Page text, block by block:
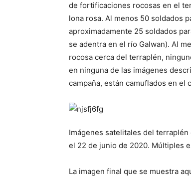
de fortificaciones rocosas en el
lona rosa. Al menos 50 soldados
aproximadamente 25 soldados
se adentra en el río Galwan). Al
rocosa cerca del terraplén,
en ninguna de las imágenes
campaña, están camuflados en el
Imágenes satelitales del
el 22 de junio de 2020. Múltiples
La imagen final que se muestra